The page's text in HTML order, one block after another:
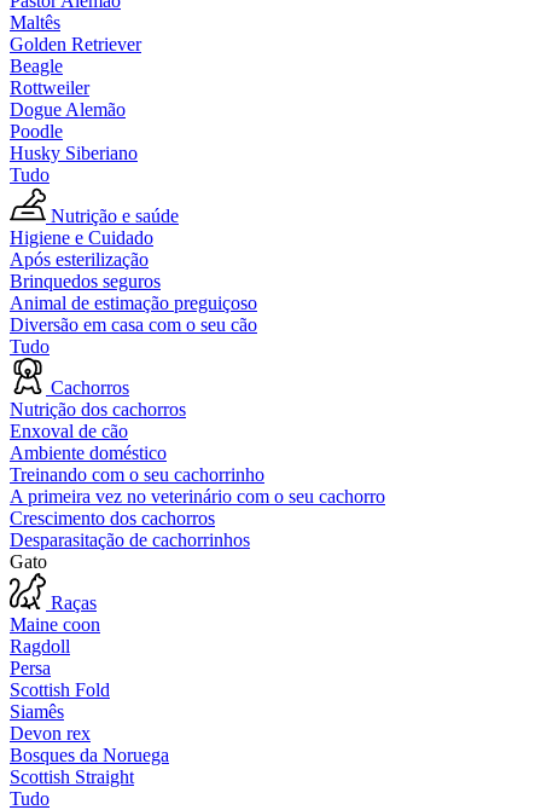
Maltês
Golden Retriever
Beagle
Rottweiler
Dogue Alemão
Poodle
Husky Siberiano
Tudo
Nutrição e saúde
Higiene e Cuidado
Após esterilização
Brinquedos seguros
Animal de estimação preguiçoso
Diversão em casa com o seu cão
Tudo
Cachorros
Nutrição dos cachorros
Enxoval de cão
Ambiente doméstico
Treinando com o seu cachorrinho
A primeira vez no veterinário com o seu cachorro
Crescimento dos cachorros
Desparasitação de cachorrinhos
Gato
Raças
Maine coon
Ragdoll
Persa
Scottish Fold
Siamês
Devon rex
Bosques da Noruega
Scottish Straight
Tudo